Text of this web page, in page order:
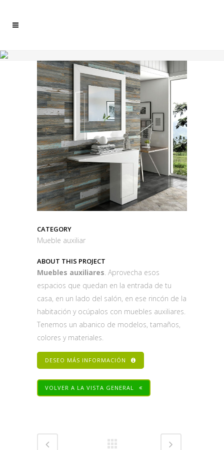
CATEGORY
Mueble auxiliar
ABOUT THIS PROJECT
Muebles auxiliares. Aprovecha esos
espacios que quedan en la entrada de tu
casa, en un lado del salón, en ese rincón de la
habitación y ocúpalos con muebles auxiliares.
Tenemos un abanico de modelos, tamaños,
colores y materiales.
DESEO MÁS INFORMACIÓN
VOLVER A LA VISTA GENERAL